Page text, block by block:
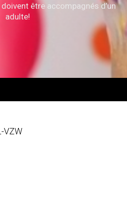
être accompagnés d’un
adulte!
VZW